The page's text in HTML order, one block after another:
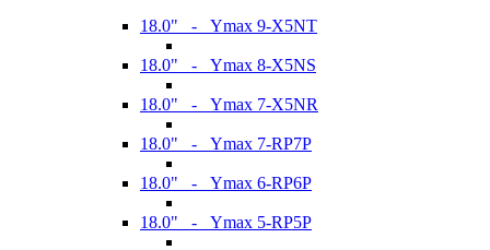
18.0" - Ymax 9-X5NT
18.0" - Ymax 8-X5NS
18.0" - Ymax 7-X5NR
18.0" - Ymax 7-RP7P
18.0" - Ymax 6-RP6P
18.0" - Ymax 5-RP5P